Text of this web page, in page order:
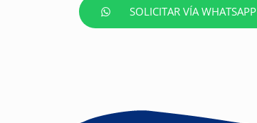
SOLICITAR VÍA WHATSAPP